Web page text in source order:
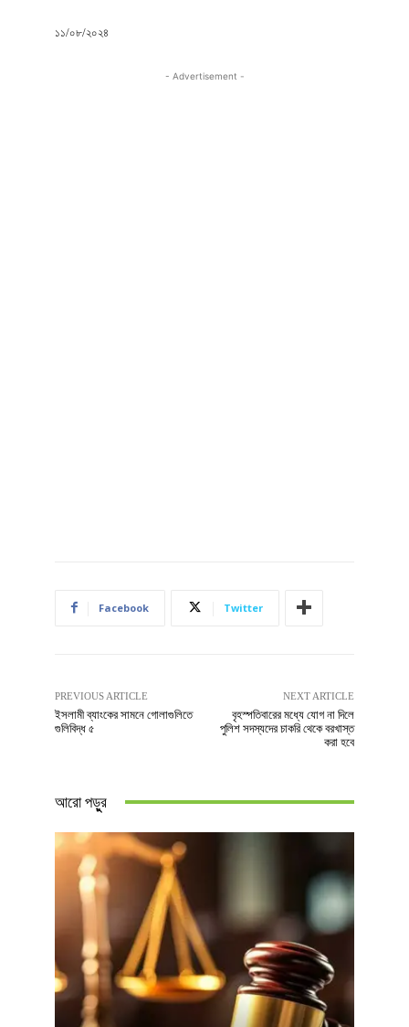
১১/০৮/২০২৪
- Advertisement -
Facebook Twitter
PREVIOUS ARTICLE
ইসলামী ব্যাংকের সামনে গোলাগুলিতে
গুলিবিদ্ধ ৫
NEXT ARTICLE
বৃহস্পতিবারের মধ্যে যোগ না দিলে
পুলিশ সদস্যদের চাকরি থেকে বরখাস্ত
করা হবে
আরো পড়ুুর